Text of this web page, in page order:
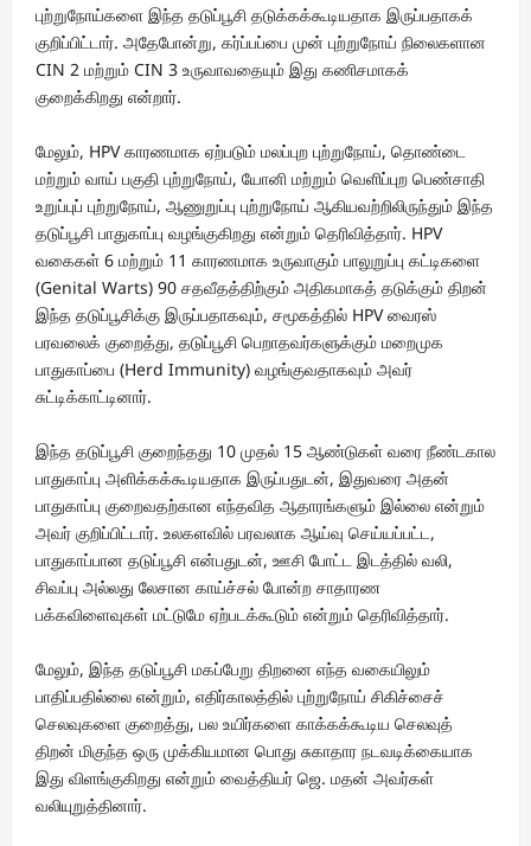
புற்றுநோய்களை இந்த தடுப்பூசி தடுக்கக்கூடியதாக இருப்பதாகக்
குறிப்பிட்டார். அதேபோன்று, கர்ப்பப்பை முன் புற்றுநோய் நிலைகளான
CIN 2 மற்றும் CIN 3 உருவாவதையும் இது கணிசமாகக்
குறைக்கிறது என்றார்.
மேலும், HPV காரணமாக ஏற்படும் மலப்புற புற்றுநோய், தொண்டை
மற்றும் வாய் பகுதி புற்றுநோய், யோனி மற்றும் வெளிப்புற பெண்சாதி
உறுப்புப் புற்றுநோய், ஆணுறுப்பு புற்றுநோய் ஆகியவற்றிலிருந்தும் இந்த
தடுப்பூசி பாதுகாப்பு வழங்குகிறது என்றும் தெரிவித்தார். HPV
வகைகள் 6 மற்றும் 11 காரணமாக உருவாகும் பாலுறுப்பு கட்டிகளை
(Genital Warts) 90 சதவீதத்திற்கும் அதிகமாகத் தடுக்கும் திறன்
இந்த தடுப்பூசிக்கு இருப்பதாகவும், சமூகத்தில் HPV வைரஸ்
பரவலைக் குறைத்து, தடுப்பூசி பெறாதவர்களுக்கும் மறைமுக
பாதுகாப்பை (Herd Immunity) வழங்குவதாகவும் அவர்
சுட்டிக்காட்டினார்.
இந்த தடுப்பூசி குறைந்தது 10 முதல் 15 ஆண்டுகள் வரை நீண்டகால
பாதுகாப்பு அளிக்கக்கூடியதாக இருப்பதுடன், இதுவரை அதன்
பாதுகாப்பு குறைவதற்கான எந்தவித ஆதாரங்களும் இல்லை என்றும்
அவர் குறிப்பிட்டார். உலகளவில் பரவலாக ஆய்வு செய்யப்பட்ட,
பாதுகாப்பான தடுப்பூசி என்பதுடன், ஊசி போட்ட இடத்தில் வலி,
சிவப்பு அல்லது லேசான காய்ச்சல் போன்ற சாதாரண
பக்கவிளைவுகள் மட்டுமே ஏற்படக்கூடும் என்றும் தெரிவித்தார்.
மேலும், இந்த தடுப்பூசி மகப்பேறு திறனை எந்த வகையிலும்
பாதிப்பதில்லை என்றும், எதிர்காலத்தில் புற்றுநோய் சிகிச்சைச்
செலவுகளை குறைத்து, பல உயிர்களை காக்கக்கூடிய செலவுத்
திறன் மிகுந்த ஒரு முக்கியமான பொது சுகாதார நடவடிக்கையாக
இது விளங்குகிறது என்றும் வைத்தியர் ஜெ. மதன் அவர்கள்
வலியுறுத்தினார்.